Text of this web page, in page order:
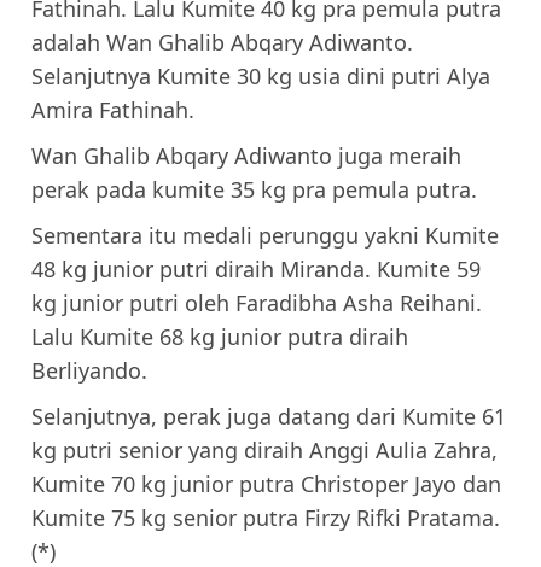
Fathinah. Lalu Kumite 40 kg pra pemula putra
adalah Wan Ghalib Abqary Adiwanto.
Selanjutnya Kumite 30 kg usia dini putri Alya
Amira Fathinah.
Wan Ghalib Abqary Adiwanto juga meraih
perak pada kumite 35 kg pra pemula putra.
Sementara itu medali perunggu yakni Kumite
48 kg junior putri diraih Miranda. Kumite 59
kg junior putri oleh Faradibha Asha Reihani.
Lalu Kumite 68 kg junior putra diraih
Berliyando.
Selanjutnya, perak juga datang dari Kumite 61
kg putri senior yang diraih Anggi Aulia Zahra,
Kumite 70 kg junior putra Christoper Jayo dan
Kumite 75 kg senior putra Firzy Rifki Pratama.
(*)